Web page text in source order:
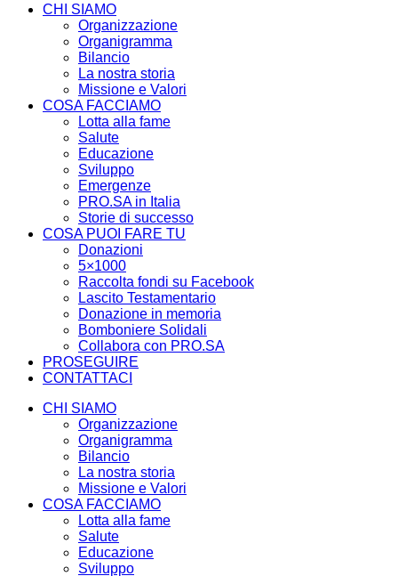
CHI SIAMO
Organizzazione
Organigramma
Bilancio
La nostra storia
Missione e Valori
COSA FACCIAMO
Lotta alla fame
Salute
Educazione
Sviluppo
Emergenze
PRO.SA in Italia
Storie di successo
COSA PUOI FARE TU
Donazioni
5×1000
Raccolta fondi su Facebook
Lascito Testamentario
Donazione in memoria
Bomboniere Solidali
Collabora con PRO.SA
PROSEGUIRE
CONTATTACI
CHI SIAMO
Organizzazione
Organigramma
Bilancio
La nostra storia
Missione e Valori
COSA FACCIAMO
Lotta alla fame
Salute
Educazione
Sviluppo